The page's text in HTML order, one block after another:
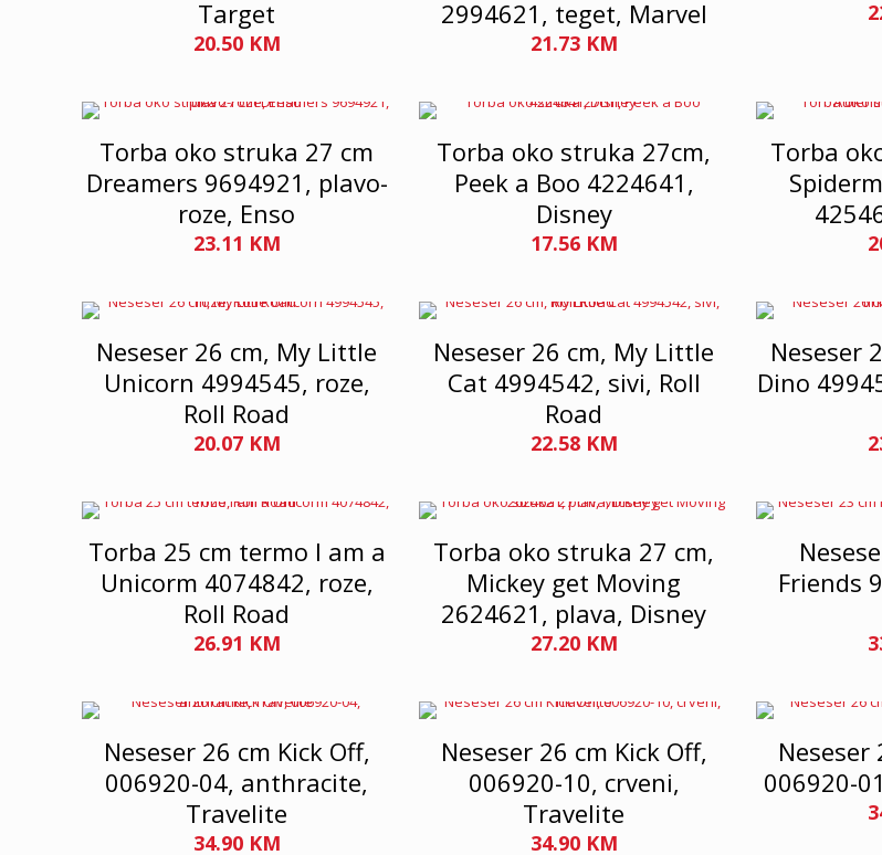
Target
20.50 KM
2994621, teget, Marvel
21.73 KM
Torba oko struka 27 cm
Dreamers 9694921, plavo-
roze, Enso
23.11 KM
Torba oko struka 27cm,
Peek a Boo 4224641,
Disney
17.56 KM
Torba
Neseser 26 cm, My Little
Unicorn 4994545, roze,
Roll Road
20.07 KM
Neseser 26 cm, My Little
Cat 4994542, sivi, Roll
Road
22.58 KM
Neseser
Dino
Torba 25 cm termo I am a
Unicorm 4074842, roze,
Roll Road
26.91 KM
Torba oko struka 27 cm,
Mickey get Moving
2624621, plava, Disney
27.20 KM
Friends
Neseser 26 cm Kick Off,
006920-04, anthracite,
Travelite
34.90 KM
Neseser 26 cm Kick Off,
006920-10, crveni,
Travelite
34.90 KM
Neseser
006920-